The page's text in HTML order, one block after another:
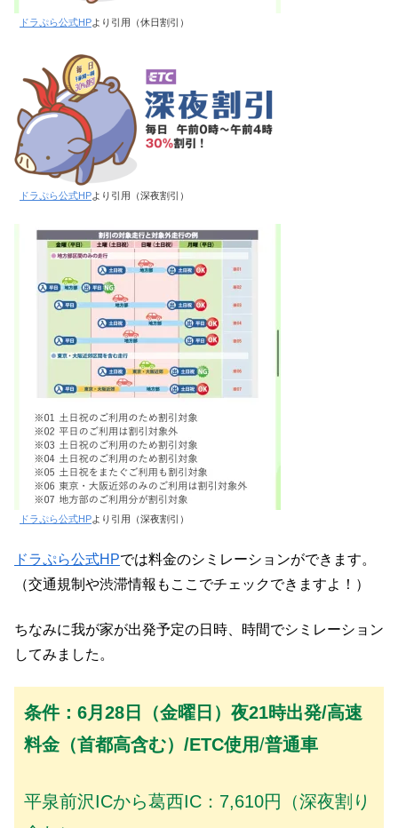
ドラぷら公式HPより引用（休日割引）
ドラぷら公式HPより引用（深夜割引）
ドラぷら公式HPより引用（深夜割引）
ドラぷら公式HPでは料金のシミレーションができます。
（交通規制や渋滞情報もここでチェックできますよ！）
ちなみに我が家が出発予定の日時、時間でシミレーション
してみました。
条件：6月28日（金曜日）夜21時出発/高速
料金（首都高含む）/ETC使用/普通車
平泉前沢ICから葛西IC：7,610円（深夜割り